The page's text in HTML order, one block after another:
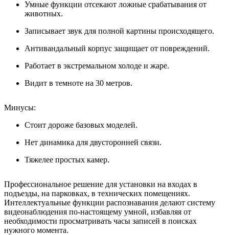
Умные функции отсекают ложные срабатывания от
животных.
Записывает звук для полной картины происходящего.
Антивандальный корпус защищает от повреждений.
Работает в экстремальном холоде и жаре.
Видит в темноте на 30 метров.
Минусы:
Стоит дороже базовых моделей.
Нет динамика для двусторонней связи.
Тяжелее простых камер.
Профессиональное решение для установки на входах в
подъезды, на парковках, в технических помещениях.
Интеллектуальные функции распознавания делают систему
видеонаблюдения по-настоящему умной, избавляя от
необходимости просматривать часы записей в поисках
нужного момента.